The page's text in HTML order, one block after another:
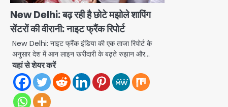
New Delhi: बढ़ रही है छोटे मझोले शापिंग
सेंटरों की वीरानी: नाइट फ्रैंक रिपोर्ट
New Delhi: नाइट फ्रैंक इंडिया की एक ताजा रिपोर्ट के
अनुसार देश में आन लाइन खरीदारी के बढ़ते रुझान और…
यहां से शेयर करें